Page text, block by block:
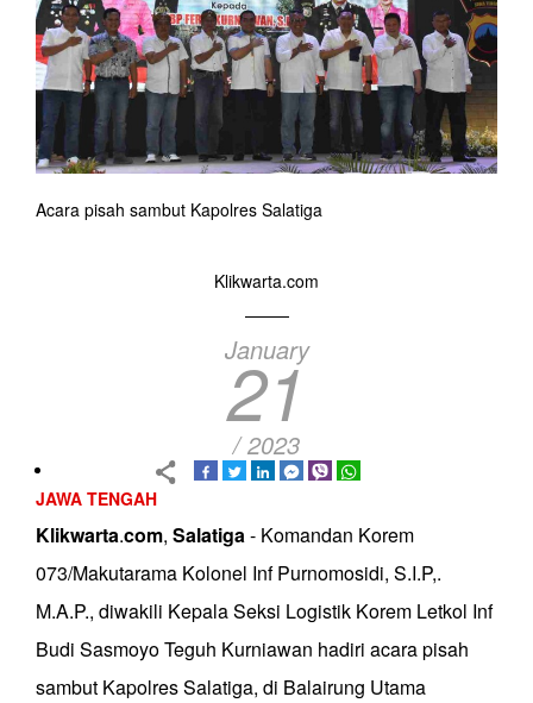
Acara pisah sambut Kapolres Salatiga
Klikwarta.com
January
21
/ 2023
JAWA TENGAH
Klikwarta.com, Salatiga- Komandan Korem
073/Makutarama Kolonel Inf Purnomosidi, S.I.P,.
M.A.P., diwakili Kepala Seksi Logistik Korem Letkol Inf
Budi Sasmoyo Teguh Kurniawan hadiri acara pisah
sambut Kapolres Salatiga, di Balairung Utama